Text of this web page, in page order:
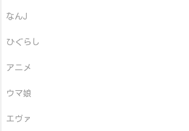
なんJ
ひぐらし
アニメ
ウマ娘
エヴァ